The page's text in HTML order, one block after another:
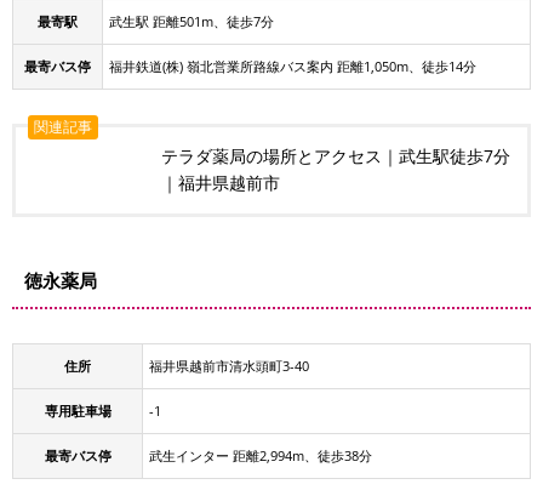
最寄駅 武生駅 距離501m、徒歩7分
最寄バス停 福井鉄道(株) 嶺北営業所路線バス案内 距離1,050m、徒歩14分
関連記事
テラダ薬局の場所とアクセス｜武生駅徒歩7分
｜福井県越前市
徳永薬局
住所 福井県越前市清水頭町3-40
専用駐車場 -1
最寄バス停 武生インター 距離2,994m、徒歩38分